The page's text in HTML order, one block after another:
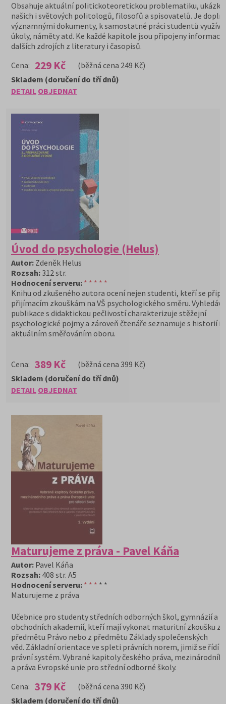
Obsahuje aktuální politickoteoretickou problematiku, ukázky
našich i světových politologů, filosofů a spisovatelů. Je
významnými dokumenty, k samostatné práci studentů
úkoly, náměty atd. Ke každé kapitole jsou připojeny informace
dalších zdrojích z literatury i časopisů.
Cena: 229 Kč (běžná cena 249 Kč)
DETAIL OBJEDNAT
Skladem (doručení do tří dnů)
Úvod do psychologie (Helus)
Autor: Zdeněk Helus
Rozsah: 312 str.
Hodnocení serveru: * * * * *
Knihu od zkušeného autora ocení nejen studenti, kteří se
přijímacím zkouškám na VŠ psychologického směru.
publikace s didaktickou pečlivostí charakterizuje stěžejní
psychologické pojmy a zároveň čtenáře seznamuje s historií i
aktuálním směřováním oboru.
Cena: 389 Kč (běžná cena 399 Kč)
DETAIL OBJEDNAT
Skladem (doručení do tří dnů)
Maturujeme z práva - Pavel Káňa
Autor: Pavel Káňa
Rozsah: 408 str. A5
Hodnocení serveru: * * * * *
Maturujeme z práva
Učebnice pro studenty středních odborných škol, gymnázií a
obchodních akademií, kteří mají vykonat maturitní zkoušku z
předmětu Právo nebo z předmětu Základy společenských
věd. Základní orientace ve spleti právních norem, jimiž se řídí
právní systém. Vybrané kapitoly českého práva,
a práva Evropské unie pro střední odborné školy.
Cena: 379 Kč
(běžná cena 390 Kč)
Skladem (doručení do tří dnů)